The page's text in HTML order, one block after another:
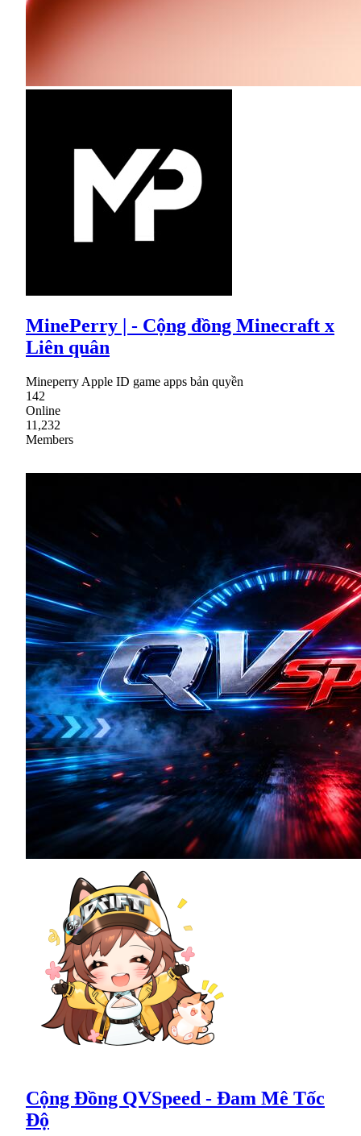
MinePerry | - Cộng đồng Minecraft x
Liên quân
Mineperry Apple ID game apps bản quyền
142
Online
11,232
Members
Cộng Đồng QVSpeed - Đam Mê Tốc
Độ